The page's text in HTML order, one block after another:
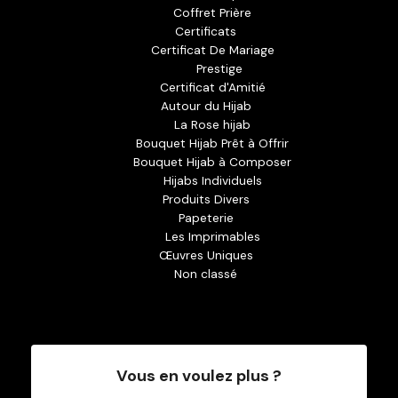
Coffret Prière
Certificats
Certificat De Mariage
Prestige
Certificat d'Amitié
Autour du Hijab
La Rose hijab
Bouquet Hijab Prêt à Offrir
Bouquet Hijab à Composer
Hijabs Individuels
Produits Divers
Papeterie
Les Imprimables
Œuvres Uniques
Non classé
Vous en voulez plus ?